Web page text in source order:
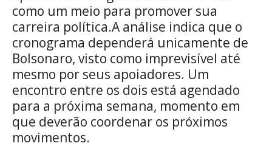
como um meio para promover sua
carreira política.A análise indica que o
cronograma dependerá unicamente de
Bolsonaro, visto como imprevisível até
mesmo por seus apoiadores. Um
encontro entre os dois está agendado
para a próxima semana, momento em
que deverão coordenar os próximos
movimentos.